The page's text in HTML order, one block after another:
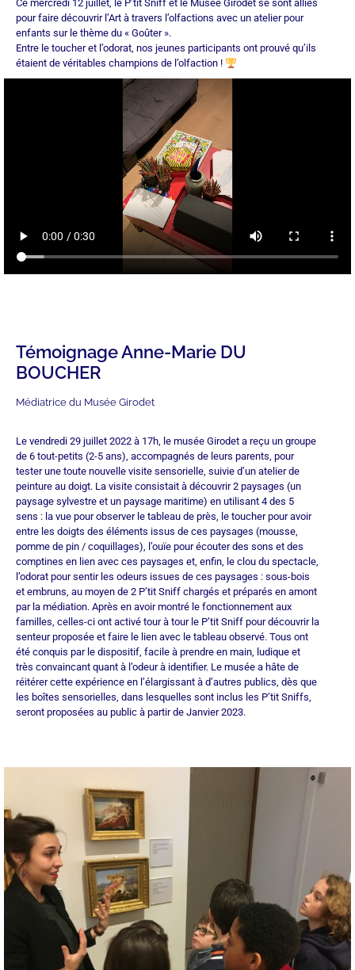
Ce mercredi 12 juillet, le P’tit Sniff et le Musée Girodet se sont alliés
pour faire découvrir l’Art à travers l’olfactions avec un atelier pour
enfants sur le thème du « Goûter ».
Entre le toucher et l’odorat, nos jeunes participants ont prouvé qu’ils
étaient de véritables champions de l’olfaction !
Témoignage Anne-Marie DU
BOUCHER
Médiatrice du Musée Girodet
Le vendredi 29 juillet 2022 à 17h, le musée Girodet a reçu un groupe
de 6 tout-petits (2-5 ans), accompagnés de leurs parents, pour
tester une toute nouvelle visite sensorielle, suivie d’un atelier de
peinture au doigt. La visite consistait à découvrir 2 paysages (un
paysage sylvestre et un paysage maritime) en utilisant 4 des 5
sens : la vue pour observer le tableau de près, le toucher pour avoir
entre les doigts des éléments issus de ces paysages (mousse,
pomme de pin / coquillages), l’ouïe pour écouter des sons et des
comptines en lien avec ces paysages et, enfin, le clou du spectacle,
l’odorat pour sentir les odeurs issues de ces paysages : sous-bois
et embruns, au moyen de 2 P’tit Sniff chargés et préparés en amont
par la médiation. Après en avoir montré le fonctionnement aux
familles, celles-ci ont activé tour à tour le P’tit Sniff pour découvrir la
senteur proposée et faire le lien avec le tableau observé. Tous ont
été conquis par le dispositif, facile à prendre en main, ludique et
très convaincant quant à l’odeur à identifier. Le musée a hâte de
réitérer cette expérience en l’élargissant à d’autres publics, dès que
les boîtes sensorielles, dans lesquelles sont inclus les P’tit Sniffs,
seront proposées au public à partir de Janvier 2023.